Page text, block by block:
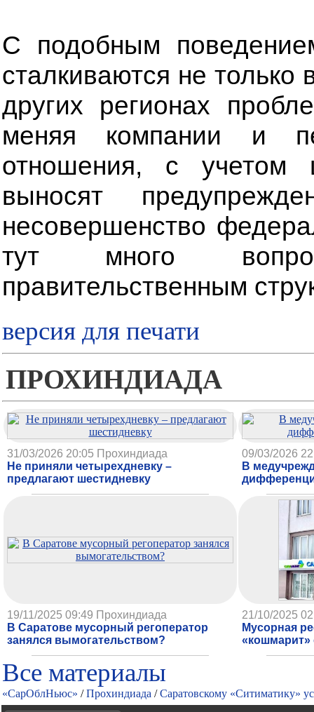
С подобным
сталкиваются не
других регионах
меняя компании и
отношения, с
выносят
несовершенство
тут много
правительственным
версия для печати
ПРОХИНДИАДА
31/03/2026 20:05 Прохиндиада
Не приняли четырехдневку –
предлагают шестидневку
09/03/2026
В
19/11/2025 09:49 Прохиндиада
В Саратове мусорный регоператор
занялся вымогательством?
21/10/2025
Мусорная
«кошмарит»
Все материалы
«СарОблНьюс» /Прохиндиада /Саратовскому «Ситиматику»